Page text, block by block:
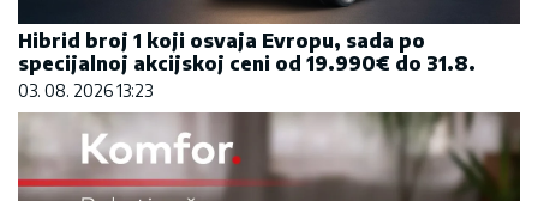
Hibrid broj 1 koji osvaja Evropu, sada po
specijalnoj akcijskoj ceni od 19.990€ do 31.8.
03. 08. 2026 13:23